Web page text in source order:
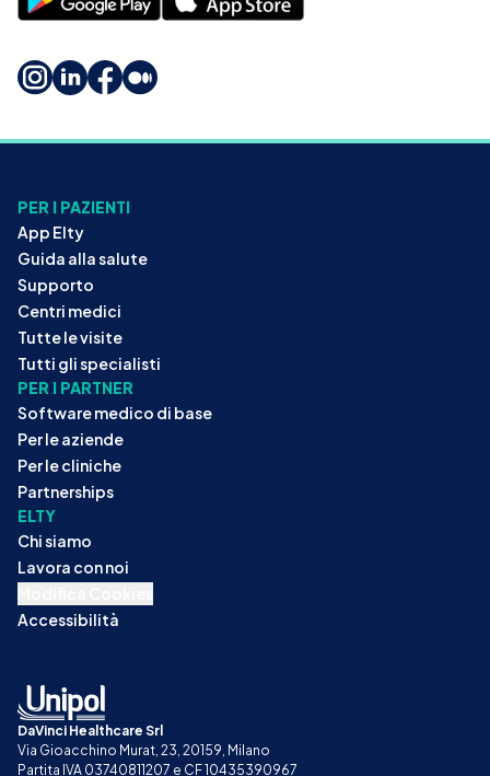
PER I PAZIENTI
App Elty
Guida alla salute
Supporto
Centri medici
Tutte le visite
Tutti gli specialisti
PER I PARTNER
Software medico di base
Per le aziende
Per le cliniche
Partnerships
ELTY
Chi siamo
Lavora con noi
Accessibilità
DaVinci Healthcare Srl
Via Gioacchino Murat, 23, 20159, Milano
Partita IVA 03740811207 e CF 10435390967